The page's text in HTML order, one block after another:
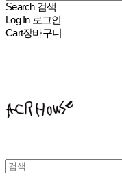
Search 검색
Log In 로그인
Cart장바구니